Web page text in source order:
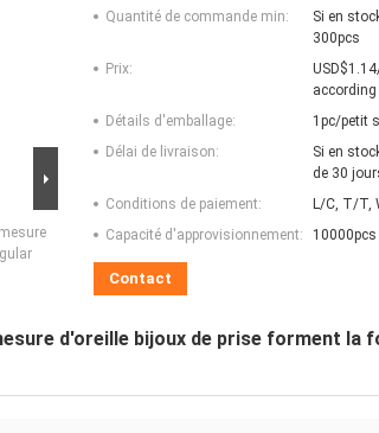
Quantité de commande min:
Si en
300pcs
Prix:
according
Détails d'emballage:
1pc/petit
Délai de livraison:
Si en
de 30
Conditions de paiement:
L/C, T/T,
Capacité d'approvisionnement:
Contact
d'oreille bijoux de prise forment la